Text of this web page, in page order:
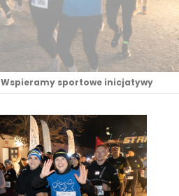
Wspieramy sportowe inicjatywy